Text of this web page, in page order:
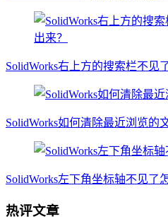
SolidWorks右上方的搜索栏不见
SolidWorks如何清除最近浏览的
SolidWorks左下角坐标轴不见了
热评文章